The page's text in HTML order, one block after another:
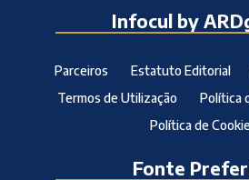
Infocul by
Parceiros Estatuto Editorial
Termos de Utilização
Política
Política de
Fonte